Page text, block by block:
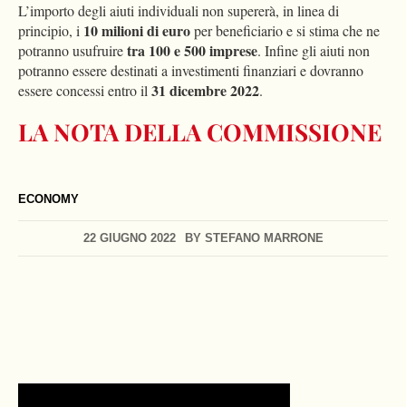
ECONOMY
22 GIUGNO 2022 BY STEFANO MARRONE
L’importo degli aiuti individuali non supererà, in linea di
principio, i 10 milioni di europer beneficiario e si stima che ne
potranno usufruiretra 100 e 500 imprese. Infine gli aiuti non
potranno essere destinati a investimenti finanziari e dovranno
essere concessi entro il31 dicembre 2022.
LA NOTA DELLA COMMISSIONE